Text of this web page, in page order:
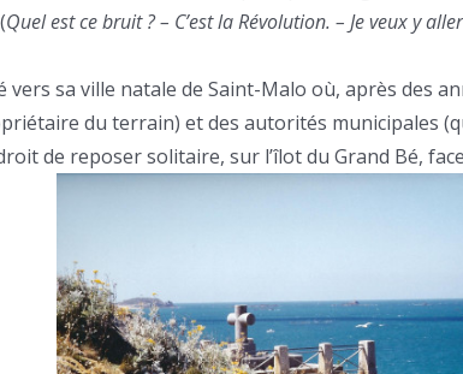
Quel est ce bruit ? – C’est la Révolution. – Je veux y
vers sa ville natale de Saint-Malo où, après des
du terrain) et des autorités municipales
de reposer solitaire, sur l’îlot du Grand Bé,